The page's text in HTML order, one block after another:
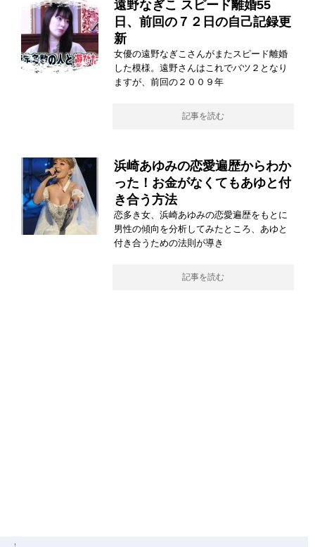
遠野なぎこ スピード離婚55
日、前回の７２日の自己記録更
新
女優の遠野なぎこさんがまたスピード離婚
した模様。遠野さんはこれでバツ２となり
ますが、前回の２００９年
記事を読む
浜崎あゆみの恋愛遍歴からわか
った！お金がなくてもあゆと付
き合う方法
恋多き女、浜崎あゆみの恋愛遍歴をもとに
男性の傾向を分析してみたところ、あゆと
付き合うための法則が導き
記事を読む